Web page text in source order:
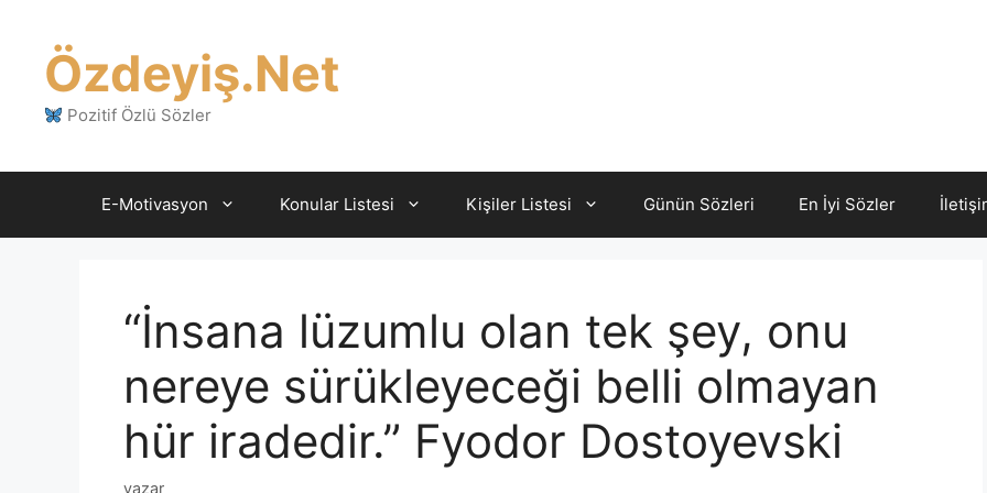
Özdeyiş.Net
Pozitif Özlü Sözler
E-Motivasyon Konular Listesi Kişiler Listesi Günün Sözleri En İyi Sözler
“İnsana lüzumlu olan tek şey, onu
nereye sürükleyeceği belli olmayan
hür iradedir.” Fyodor Dostoyevski
yazar